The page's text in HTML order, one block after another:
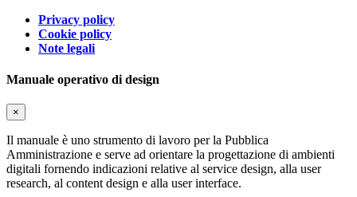
Privacy policy
Cookie policy
Note legali
Manuale operativo di design
×
Il manuale è uno strumento di lavoro per la Pubblica
Amministrazione e serve ad orientare la progettazione di ambienti
digitali fornendo indicazioni relative al service design, alla user
research, al content design e alla user interface.